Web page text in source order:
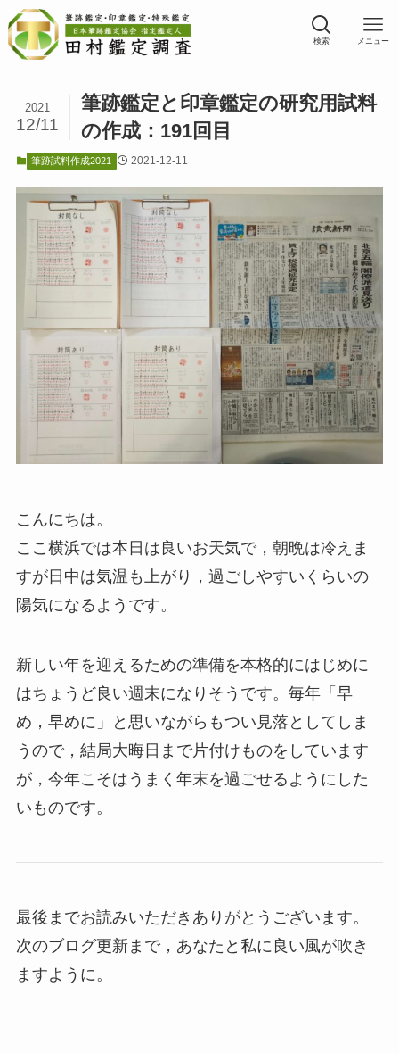
検索 メニュー
筆跡鑑定と印章鑑定の研究用試料
の作成：191回目
2021
12/11
筆跡試料作成2021 2021-12-11
こんにちは。
ここ横浜では本日は良いお天気で，朝晩は冷えま
すが日中は気温も上がり，過ごしやすいくらいの
陽気になるようです。
新しい年を迎えるための準備を本格的にはじめに
はちょうど良い週末になりそうです。毎年「早
め，早めに」と思いながらもつい見落としてしま
うので，結局大晦日まで片付けものをしています
が，今年こそはうまく年末を過ごせるようにした
いものです。
最後までお読みいただきありがとうございます。
次のブログ更新まで，あなたと私に良い風が吹き
ますように。